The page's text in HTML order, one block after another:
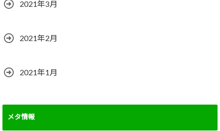
2021年3月
2021年2月
2021年1月
メタ情報